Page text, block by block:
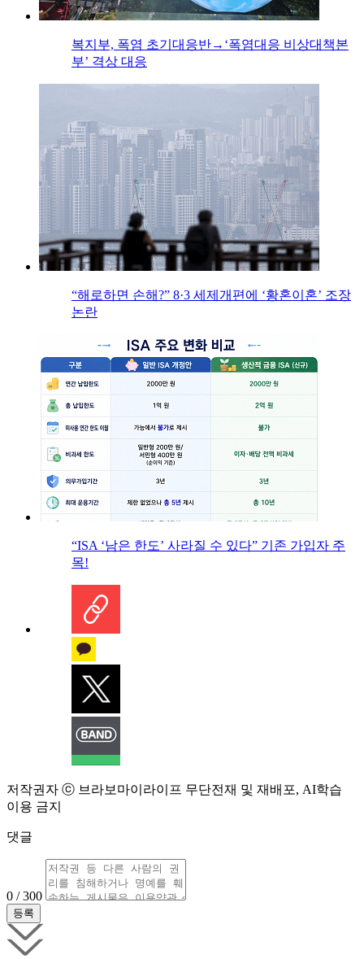
복지부, 폭염 초기대응반→‘폭염대응 비상대책본
부’ 격상 대응
“해로하면 손해?” 8·3 세제개편에 ‘황혼이혼’ 조장
논란
“ISA ‘남은 한도’ 사라질 수 있다” 기존 가입자 주
목!
저작권자 ⓒ 브라보마이라이프 무단전재 및 재배포, AI학습
이용 금지
댓글
0 / 300